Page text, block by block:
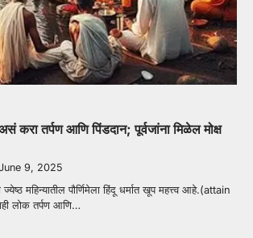
असं करा तर्पण आणि पिंडदान; पूर्वजांना मिळेल मोक्ष
9, 2025
महिन्यातील पौर्णिमेला हिंदू धर्मात खूप महत्त्व आहे.(attain
लोक तर्पण आणि…